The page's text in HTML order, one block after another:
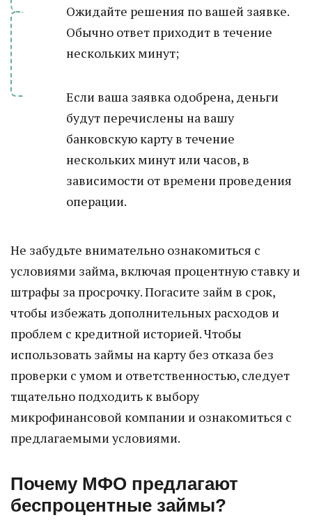
Ожидайте решения по вашей заявке.
Обычно ответ приходит в течение
нескольких минут;
Если ваша заявка одобрена, деньги
будут перечислены на вашу
банковскую карту в течение
нескольких минут или часов, в
зависимости от времени проведения
операции.
Не забудьте внимательно ознакомиться с
условиями займа, включая процентную ставку и
штрафы за просрочку. Погасите займ в срок,
чтобы избежать дополнительных расходов и
проблем с кредитной историей. Чтобы
использовать займы на карту без отказа без
проверки с умом и ответственностью, следует
тщательно подходить к выбору
микрофинансовой компании и ознакомиться с
предлагаемыми условиями.
Почему МФО предлагают
беспроцентные займы?